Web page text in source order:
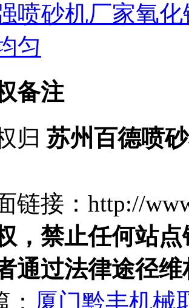
喷砂机厂家氧
匀
备注
归 苏州百德喷
链接：http://
，禁止任何站
通过法律途径
： 厦门黔丰机械